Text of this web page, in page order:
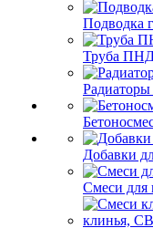
Подводка
Труба
Радиаторы
Добавки
Смеси для